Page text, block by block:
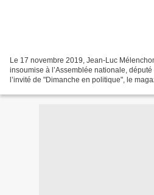
Le 17 novembre 2019, Jean-Luc
insoumise à l’Assemblée nationale,
l’invité de "Dimanche en politique", le